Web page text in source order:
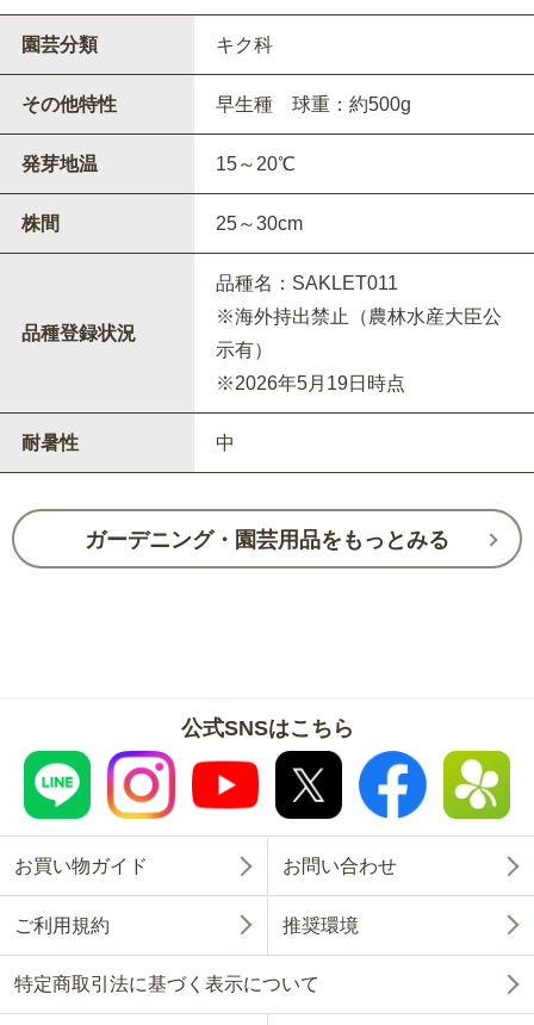
園芸分類 キク科
その他特性 早生種 球重：約500g
発芽地温 15～20℃
株間 25～30cm
品種登録状況
品種名：SAKLET011
※海外持出禁止（農林水産大臣公
示有）
※2026年5月19日時点
耐暑性 中
ガーデニング・園芸用品をもっとみる
公式SNSはこちら
お買い物ガイド お問い合わせ
ご利用規約 推奨環境
特定商取引法に基づく表示について